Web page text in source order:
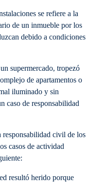
se refiere a la
de un inmueble por los
debido a condiciones
supermercado, tropezó
de apartamentos o
iluminado y sin
caso de responsabilidad
responsabilidad civil de los
casos de actividad
resultó herido porque